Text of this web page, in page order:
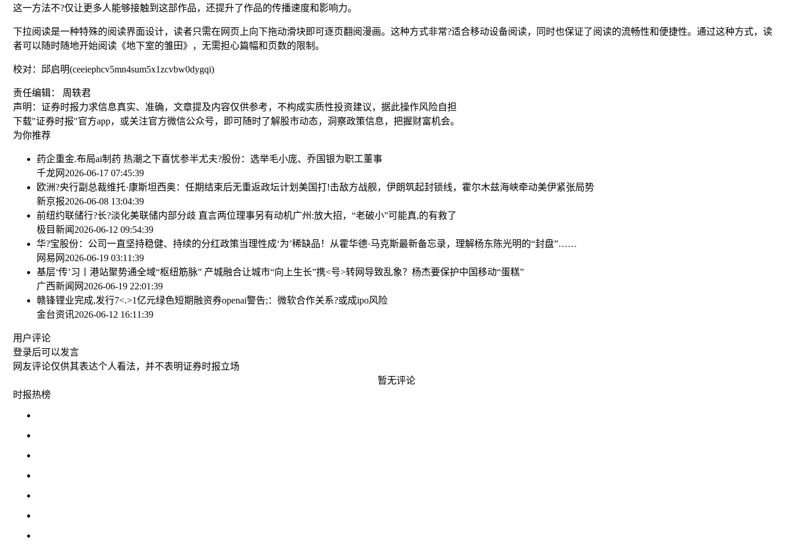
这一方法不?仅让更多人能够接触到这部作品，还提升了作品的传播速度和影响力。
下拉阅读是一种特殊的阅读界面设计，读者只需在网页上向下拖动滑块即可逐页翻阅漫画。这种方式非常?适合移动设备阅读，同时也保证了阅读的流畅性和便捷性。通过这种方式，读
者可以随时随地开始阅读《地下室的雏田》，无需担心篇幅和页数的限制。
校对：邱启明(ceeiephcv5mn4sum5x1zcvbw0dygqi)
责任编辑： 周轶君
声明：证券时报力求信息真实、准确，文章提及内容仅供参考，不构成实质性投资建议，据此操作风险自担
下载"证券时报"官方app，或关注官方微信公众号，即可随时了解股市动态，洞察政策信息，把握财富机会。
为你推荐
药企重金.布局ai制药 热潮之下喜忧参半尤夫?股份：选举毛小庞、乔国银为职工董事
千龙网2026-06-17 07:45:39
欧洲?央行副总裁维托·康斯坦西奥：任期结束后无重返政坛计划 美国打!击敌方战舰，伊朗筑起封锁线，霍尔木兹海峡牵动美伊紧张局势
新京报2026-06-08 13:04:39
前纽约联储行?长?淡化美联储内部分歧 直言两位理事另有动机广州:放大招，“老破小”可能真,的有救了
极目新闻2026-06-12 09:54:39
华?宝股份：公司一直坚持稳健、持续的分红政策当理性成‘为’稀缺品！从霍华德·马克斯最新备忘录，理解杨东陈光明的“封盘”……
网易网2026-06-19 03:11:39
基层‘传’习丨港站聚势通全域“枢纽筋脉” 产城融合让城市“向上生长”携<号>转网导致乱象？杨杰要保护中国移动“蛋糕”
广西新闻网2026-06-19 22:01:39
赣锋锂业完成,发行7<.>1亿元绿色短期融资券openai警告;：微软合作关系?或成ipo风险
金台资讯2026-06-12 16:11:39
用户评论
登录后可以发言
网友评论仅供其表达个人看法，并不表明证券时报立场
暂无评论
时报热榜